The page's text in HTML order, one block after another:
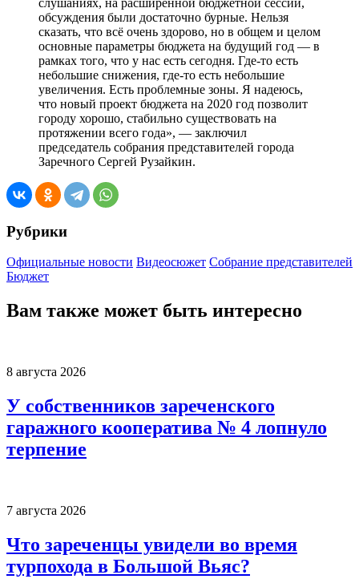
обсуждения были достаточно бурные. Нельзя
сказать, что всё очень здорово, но в общем и целом
основные параметры бюджета на будущий год — в
рамках того, что у нас есть сегодня. Где-то есть
небольшие снижения, где-то есть небольшие
увеличения. Есть проблемные зоны. Я надеюсь,
что новый проект бюджета на 2020 год позволит
городу хорошо, стабильно существовать на
протяжении всего года», — заключил
председатель собрания представителей города
Заречного Сергей Рузайкин.
Рубрики
Официальные новости Видеосюжет Собрание представителей
Бюджет
Вам также может быть интересно
8 августа 2026
У собственников зареченского
гаражного кооператива № 4 лопнуло
терпение
7 августа 2026
Что зареченцы увидели во время
турпохода в Большой Вьяс?